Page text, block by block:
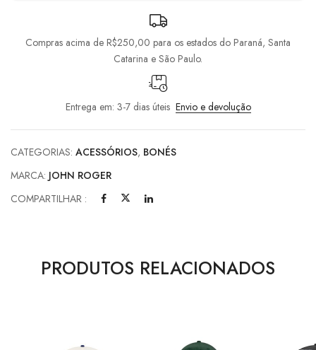
Compras acima de R$250,00 para os estados do Paraná, Santa
Catarina e São Paulo.
Entrega em: 3-7 dias úteis Envio e devolução
CATEGORIAS: ACESSÓRIOS, BONÉS
MARCA: JOHN ROGER
COMPARTILHAR :
PRODUTOS RELACIONADOS